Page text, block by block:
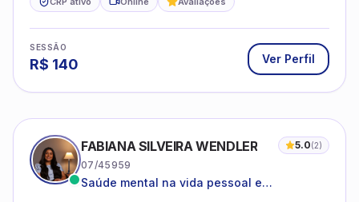
SESSÃO
R$ 140 Ver Perfil
FABIANA SILVEIRA WENDLER 5.0(2)
07/45959
Saúde mental na vida pessoal e